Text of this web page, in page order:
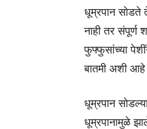
धूम्रपान सोडते
नाही तर संपूर्ण
फुफ्फुसांच्या
बातमी अशी
धूम्रपान
धूम्रपानामुळे